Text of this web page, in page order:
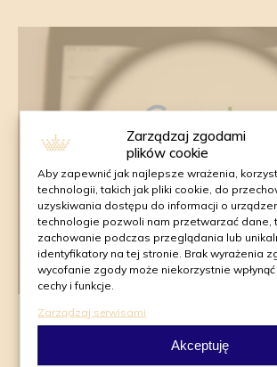
Zarządzaj zgodami
plików cookie
Aby zapewnić jak najlepsze wrażenia,
technologii, takich jak pliki cookie, do
uzyskiwania dostępu do informacji o
technologie pozwoli nam przetwarzać dane,
zachowanie podczas przeglądania lub
identyfikatory na tej stronie. Brak wyrażenia
wycofanie zgody może niekorzystnie
cechy i funkcje.
Zarządzaj serwisami
Akceptuję
Publikacja: 01.09.2023